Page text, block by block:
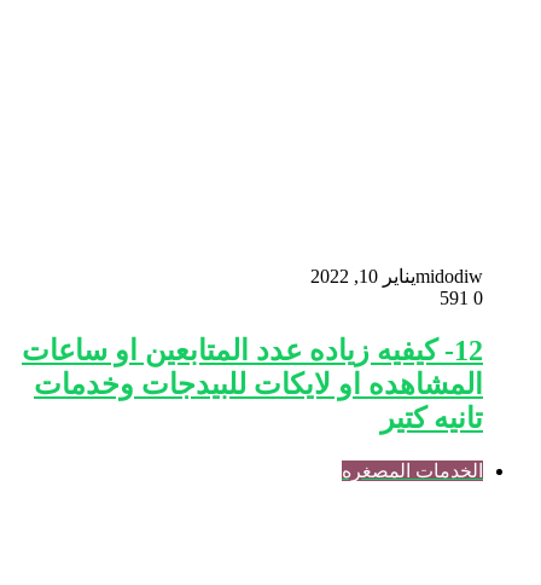
midodiwيناير 10, 2022
0
12- كيفيه زياده عدد المتابعين او ساعات
المشاهده او لايكات للبيدجات وخدمات
تانيه كتير
الخدمات المصغره